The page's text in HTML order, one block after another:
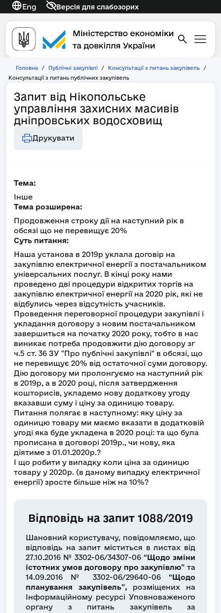
Eng Версія для слабозорих
Головна / Публічні закупівлі / Консультації з питань закупівель
/
Консультації з питань публічних закупівель
Запит від Нікопольське
управління захисних масивів
дніпровських водосховищ
Друкувати
Тема:
Інше
Тема розширена:
Продовження строку дії на наступний рік в
обсязі що не перевищує 20%
Суть питання:
Наша установа в 2019р уклала договір на
закупівлю електричної енергії з постачальником
універсальних послуг. В кінці року нами
проведено дві процедури відкритих торгів на
закупівлю електричної енергії на 2020 рік, які не
відбулись через відсутність учасників.
Проведення переговорної процедури закупівлі і
укладання договору з новим постачальником
завершиться на початку 2020 року, тобто в нас
виникає потреба продовжити дію договору зг
ч.5 ст. 36 ЗУ "Про публічні закупівлі" в обсязі, що
не перевищує 20% від остаточної суми договору.
Дію договору ми пролонгуємо на наступний рік
в 2019р, а в 2020 році, після затвердження
кошторисів, укладемо нову додаткову угоду
вказавши суму і ціну за одиницю товару.
Питання полягає в наступному: яку ціну за
одиницю товару ми маємо вказати в додатковій
угоді яка буде укладена в 2020 році: та що була
прописана в договорі 2019р., чи нову, яка
діятиме з 01.01.2020р.?
І що робити у випадку коли ціна за одиницю
товару у 2020р. (в даному випадку електричної
енергії) зросте більше ніж на 10%?
Відповідь на запит 1088/2019
Шановний користувачу, повідомляємо, що
відповідь на запит міститься в листах від
27.10.2016 № 3302-06/34307-06 “Щодо зміни
істотних умов договору про закупівлю” та
14.09.2016 № 3302-06/29640-06 “Щодо
планування закупівель”, розміщених на
Інформаційному ресурсі Уповноваженого
органу з питань закупівель за